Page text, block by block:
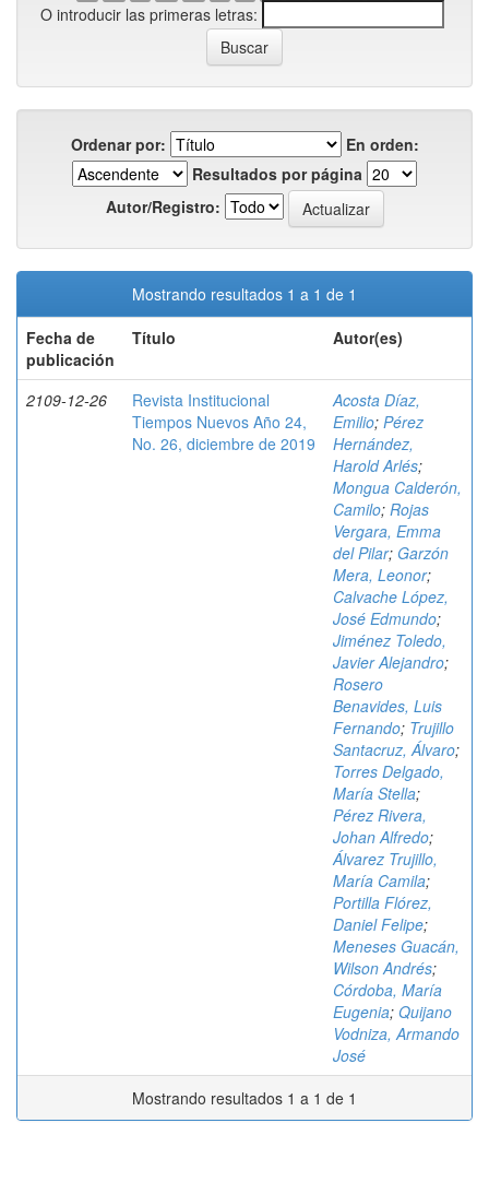
O introducir las primeras letras:
Ordenar por:
En orden:
Resultados por página
Autor/Registro:
Mostrando resultados 1 a 1 de 1
Fecha de
publicación
Título Autor(es)
2109-12-26
Revista Institucional
Tiempos Nuevos Año 24,
No. 26, diciembre de 2019
Acosta Díaz,
Emilio; Pérez
Hernández,
Harold Arlés;
Mongua Calderón,
Camilo; Rojas
Vergara, Emma
del Pilar; Garzón
Mera, Leonor;
Calvache López,
José Edmundo;
Jiménez Toledo,
Javier Alejandro;
Rosero
Benavides, Luis
Fernando; Trujillo
Santacruz, Álvaro;
Torres Delgado,
María Stella;
Pérez Rivera,
Johan Alfredo;
Álvarez Trujillo,
María Camila;
Portilla Flórez,
Daniel Felipe;
Meneses Guacán,
Wilson Andrés;
Córdoba, María
Eugenia; Quijano
Vodniza, Armando
José
Mostrando resultados 1 a 1 de 1